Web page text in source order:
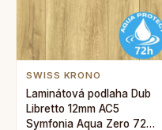
SWISS KRONO
Laminátová podlaha Dub
Libretto 12mm AC5
Symfonia Aqua Zero 72h